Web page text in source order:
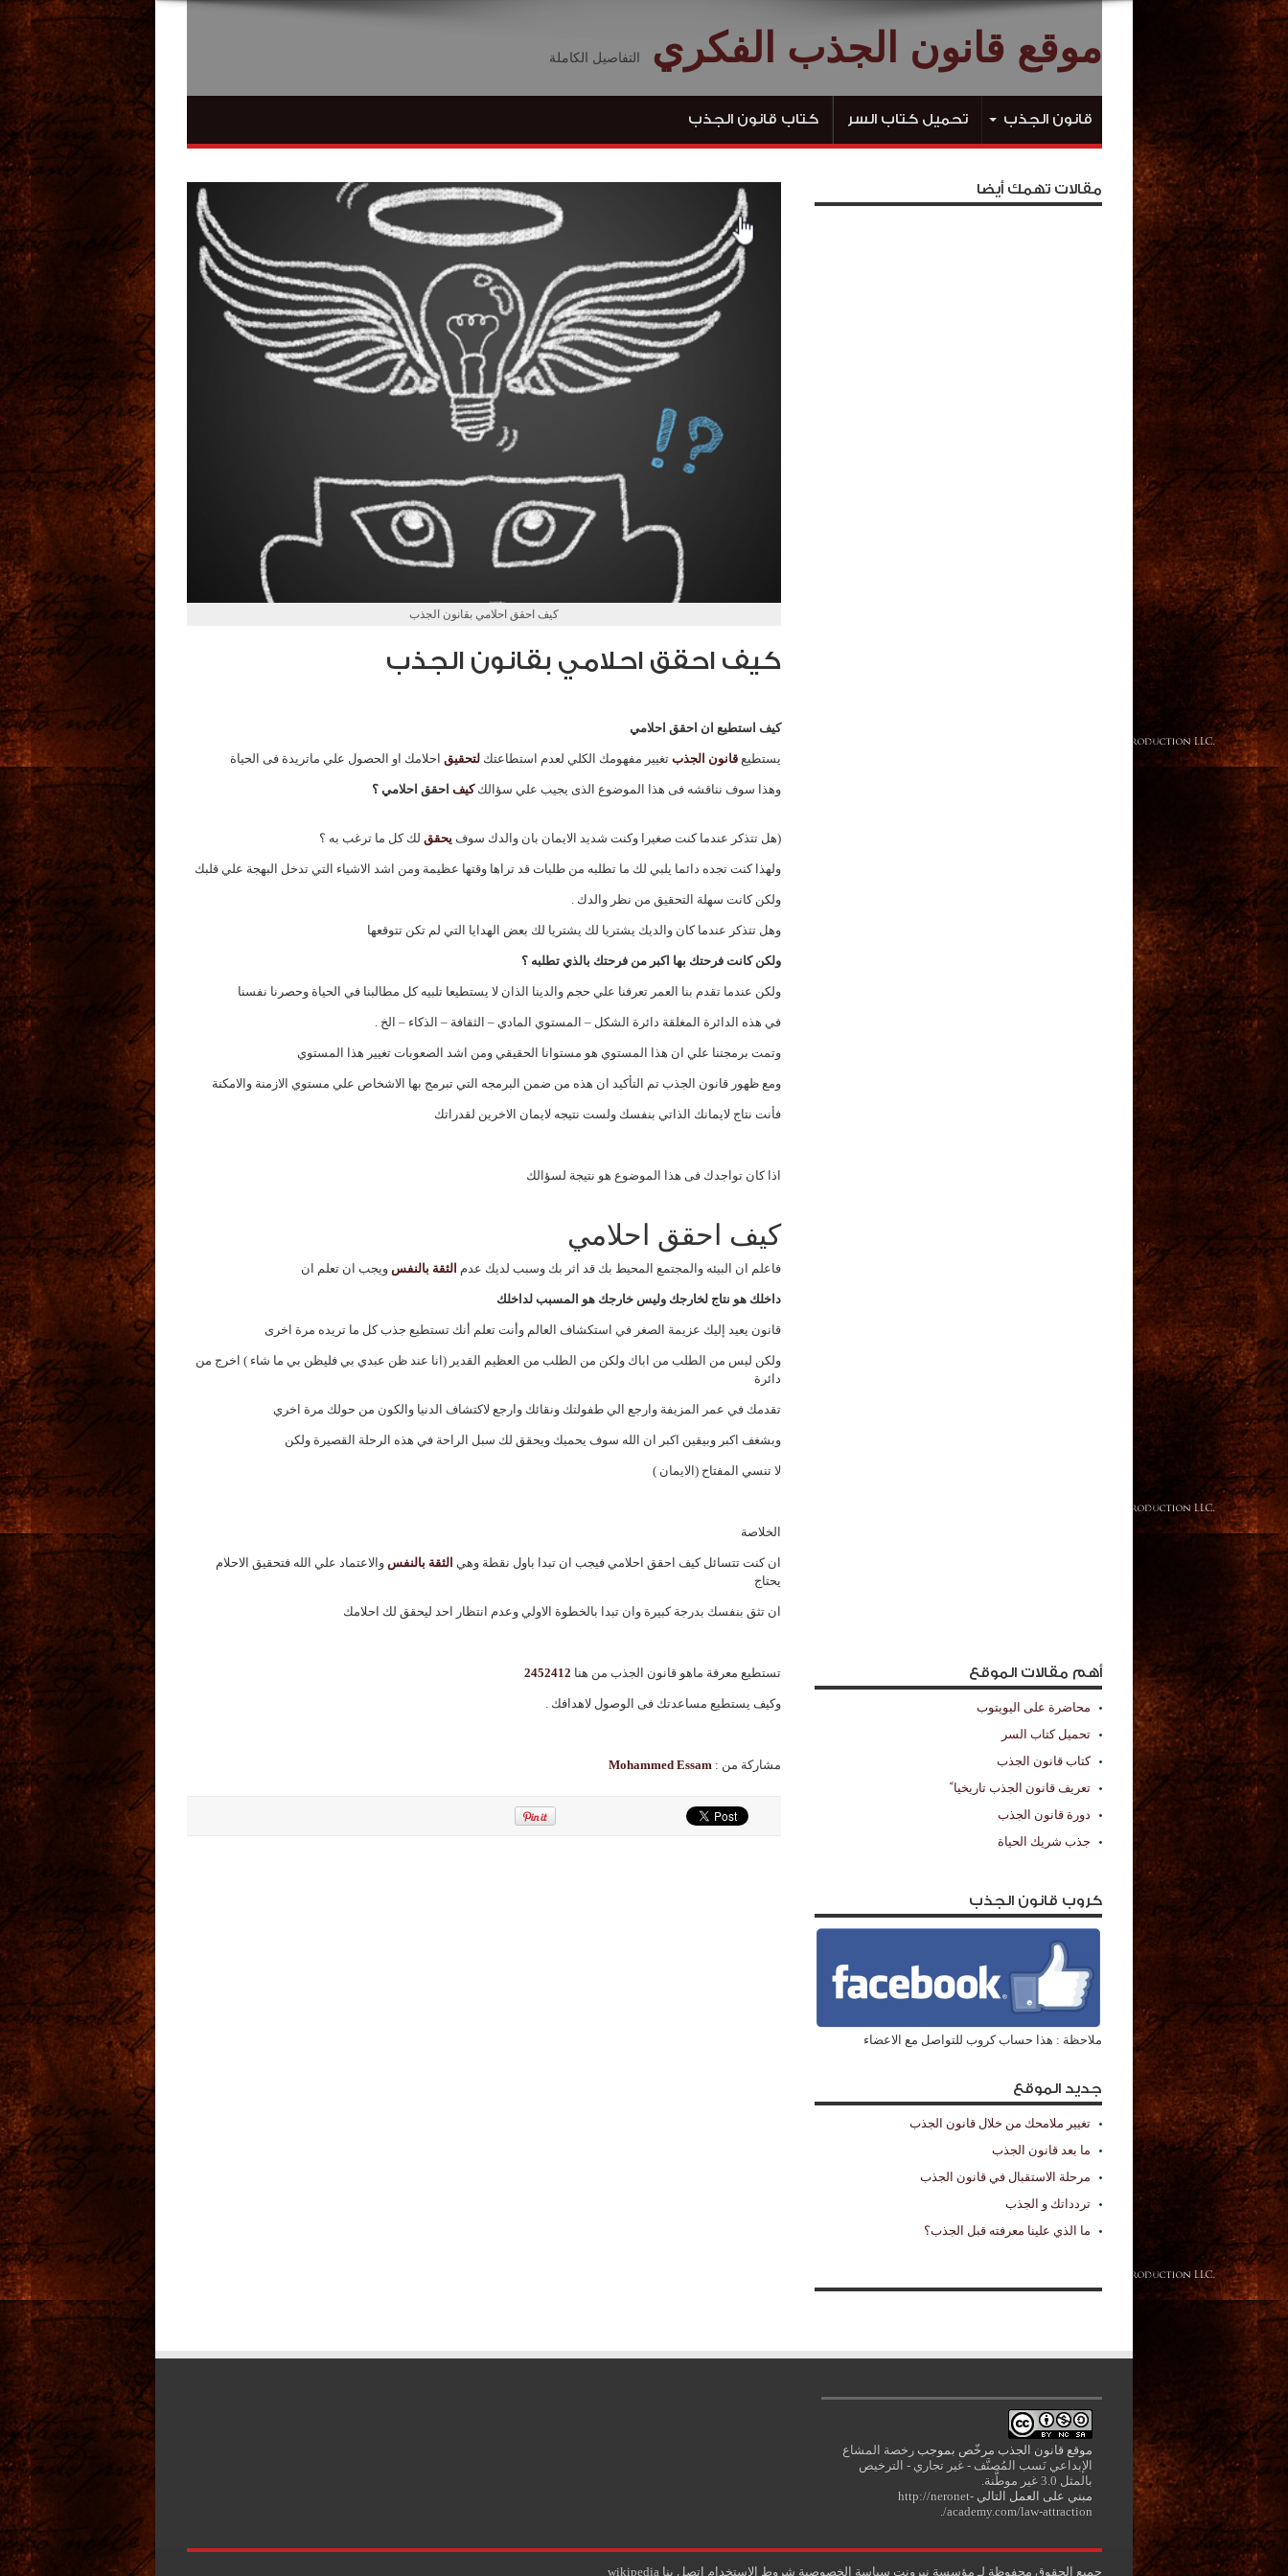
موقع قانون الجذب الفكري التفاصيل الكاملة
قانون الجذب تحميل كتاب السر كتاب قانون الجذب
كيف احقق احلامي بقانون الجذب
كيف احقق احلامي بقانون الجذب
كيف استطيع ان احقق احلامي
يستطيعقانون الجذب تغيير مفهومك الكلي لعدم استطاعتكلتحقيق احلامك او الحصول علي ماتريدة فى الحياة
وهذا سوف نناقشه فى هذا الموضوع الذى يجيب علي سؤالككيف احقق احلامي ؟
(هل تتذكر عندما كنت صغيرا وكنت شديد الايمان بان والدك سوف يحقق لك كل ما ترغب به ؟
ولهذا كنت تجده دائما يلبي لك ما تطلبه من طلبات قد تراها وقتها عظيمة ومن اشد الاشياء التي تدخل البهجة علي قلبك
ولكن كانت سهلة التحقيق من نظر والدك .
وهل تتذكر عندما كان والديك يشتريا لك يشتريا لك بعض الهدايا التي لم تكن تتوقعها
ولكن كانت فرحتك بها اكبر من فرحتك بالذي تطلبه ؟
ولكن عندما تقدم بنا العمر تعرفنا علي حجم والدينا الذان لا يستطيعا تلبيه كل مطالبنا في الحياة وحصرنا نفسنا
في هذه الدائرة المغلقة دائرة الشكل – المستوي المادي – الثقافة – الذكاء – الخ .
وتمت برمجتنا علي ان هذا المستوي هو مستوانا الحقيقي ومن اشد الصعوبات تغيير هذا المستوي
ومع ظهور قانون الجذب تم التأكيد ان هذه من ضمن البرمجه التي تبرمج بها الاشخاص علي مستوي الازمنة والامكنة
فأنت نتاج لايمانك الذاتي بنفسك ولست نتيجه لايمان الاخرين لقدراتك
اذا كان تواجدك فى هذا الموضوع هو نتيجة لسؤالك
كيف احقق احلامي
فاعلم ان البيئه والمجتمع المحيط بك قد اثر بك وسبب لديك عدم الثقة بالنفس ويجب ان تعلم ان
داخلك هو نتاج لخارجك وليس خارجك هو المسبب لداخلك
قانون يعيد إليك عزيمة الصغر في استكشاف العالم وأنت تعلم أنك تستطيع جذب كل ما تريده مرة اخرى
ولكن ليس من الطلب من اباك ولكن من الطلب من العظيم القدير (انا عند ظن عبدي بي فليظن بي ما شاء ) اخرج من
دائرة
تقدمك في عمر المزيفة وارجع الي طفولتك ونقائك وارجع لاكتشاف الدنيا والكون من حولك مرة اخري
وبشغف اكبر وبيقين اكبر ان الله سوف يحميك ويحقق لك سبل الراحة في هذه الرحلة القصيرة ولكن
لا تنسي المفتاح (الايمان )
الخلاصة
ان كنت تتسائل كيف احقق احلامي فيجب ان تبدا باول نقطة وهي الثقة بالنفس والاعتماد علي الله فتحقيق الاحلام
يحتاج
ان تثق بنفسك بدرجة كبيرة وان تبدا بالخطوة الاولي وعدم انتظار احد ليحقق لك احلامك
تستطيع معرفة ماهو قانون الجذب من هنا 2452412
وكيف يستطيع مساعدتك فى الوصول لاهدافك .
مشاركة من :Mohammed Essam
مقالات تهمك أيضا
أهم مقالات الموقع
محاضرة على اليويتوب
تحميل كتاب السر
كتاب قانون الجذب
تعريف قانون الجذب تاريخيا ً
دورة قانون الجذب
جذب شريك الحياة
كروب قانون الجذب
ملاحظة : هذا حساب كروب للتواصل مع الاعضاء
جديد الموقع
تغيير ملامحك من خلال قانون الجذب
ما بعد قانون الجذب
مرحلة الاستقبال في قانون الجذب
تردداتك و الجذب
ما الذي علينا معرفته قبل الجذب؟
موقع قانون الجذب مرخّص بموجبرخصة المشاع
الإبداعي نَسب المُصنَّف - غير تجاري - الترخيص
بالمثل 3.0 غير موطَّنة
.
مبني على العمل التاليhttp://neronet-
academy.com/law-attraction/
.
جميع الحقوق محفوظة لـ مؤسسة نيرونت سياسة الخصوصية شروط الاستخدام اتصل بنا wikipedia